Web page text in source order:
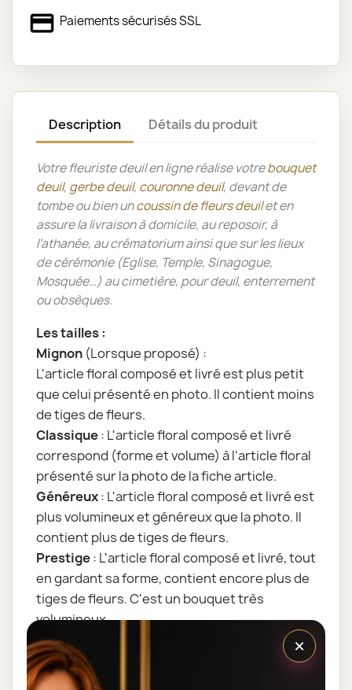
Paiements sécurisés SSL
Description Détails du produit
Votre fleuriste deuil en ligne réalise votrebouquet
deuil, gerbe deuil, couronne deuil, devant de
tombe ou bien uncoussin de fleurs deuilet en
assure la livraison à domicile, au reposoir, à
l’athanée, au crématorium ainsi que sur les lieux
de cérémonie (Eglise, Temple, Sinagogue,
Mosquée…) au cimetière, pour deuil, enterrement
ou obsèques.
Les tailles :
Mignon (Lorsque proposé) :
L'article floral composé et livré est plus petit
que celui présenté en photo. Il contient moins
de tiges de fleurs.
Classique: L'article floral composé et livré
correspond (forme et volume) à l'article floral
présenté sur la photo de la fiche article.
Généreux: L'article floral composé et livré est
plus volumineux et généreux que la photo. Il
contient plus de tiges de fleurs.
Prestige: L'article floral composé et livré, tout
en gardant sa forme, contient encore plus de
tiges de fleurs. C'est un bouquet très
volumineux.
Tous nos articles floraux sont assemblés par
nos artisans fleuristes juste avant la livraison.
L'assemblage floral est dépendant des fleurs
×